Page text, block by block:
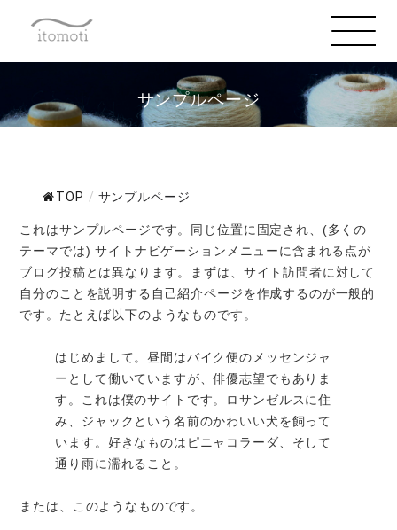
サンプルページ
TOP / サンプルページ
これはサンプルページです。同じ位置に固定され、(多くの
テーマでは) サイトナビゲーションメニューに含まれる点が
ブログ投稿とは異なります。まずは、サイト訪問者に対して
自分のことを説明する自己紹介ページを作成するのが一般的
です。たとえば以下のようなものです。
はじめまして。昼間はバイク便のメッセンジャ
ーとして働いていますが、俳優志望でもありま
す。これは僕のサイトです。ロサンゼルスに住
み、ジャックという名前のかわいい犬を飼って
います。好きなものはピニャコラーダ、そして
通り雨に濡れること。
または、このようなものです。